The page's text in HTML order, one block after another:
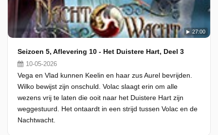
27:00
Seizoen 5, Aflevering 10 - Het Duistere Hart, Deel 3
10-05-2026
Vega en Vlad kunnen Keelin en haar zus Aurel bevrijden.
Wilko bewijst zijn onschuld. Volac slaagt erin om alle
wezens vrij te laten die ooit naar het Duistere Hart zijn
weggestuurd. Het ontaardt in een strijd tussen Volac en de
Nachtwacht.